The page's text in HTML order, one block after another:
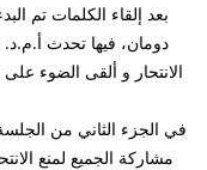
بعد إلقاء الكلمات تم
دومان، فيها تحدث
الانتحار و ألقى الضوء على
في الجزء الثاني من
مشاركة الجميع لمنع